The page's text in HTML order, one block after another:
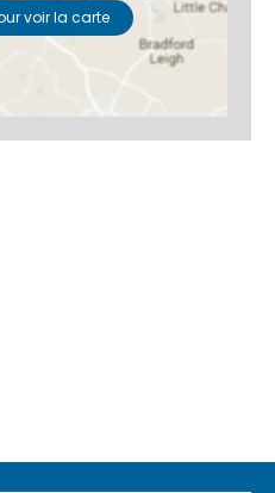
voir la carte